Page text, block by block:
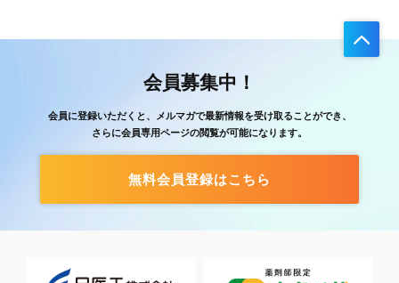
会員募集中！
会員に登録いただくと、メルマガで最新情報を受け取ることができ、
さらに会員専用ページの閲覧が可能になります。
無料会員登録はこちら